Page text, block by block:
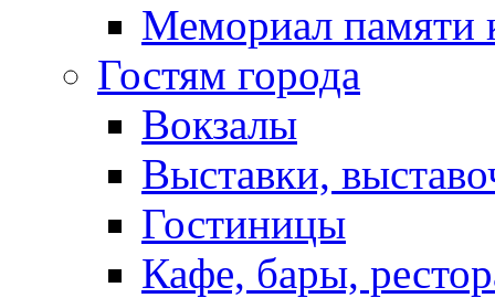
Мемориал памяти
Гостям города
Вокзалы
Выставки,
Гостиницы
Кафе, бары,